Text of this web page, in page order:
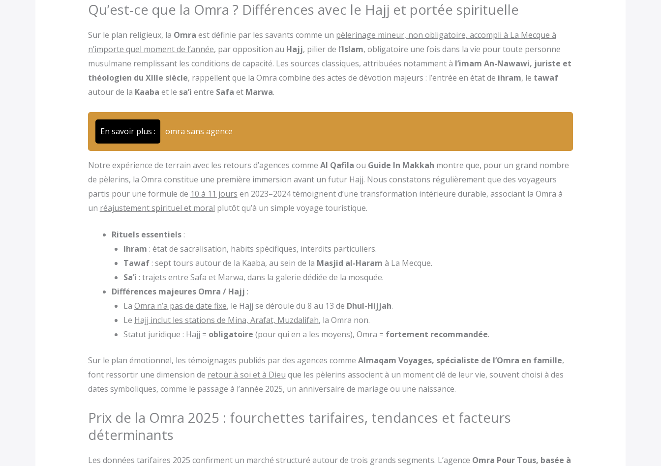
Qu’est-ce que la Omra ? Différences avec le Hajj et portée spirituelle
Sur le plan religieux, la Omra est définie par les savants comme un pèlerinage mineur, non obligatoire, accompli à La Mecque à
n’importe quel moment de l’année, par opposition au Hajj, pilier de l’Islam, obligatoire une fois dans la vie pour toute personne
musulmane remplissant les conditions de capacité. Les sources classiques, attribuées notamment à l’imam An-Nawawi, juriste et
théologien du XIIIe siècle, rappellent que la Omra combine des actes de dévotion majeurs : l’entrée en état de ihram, le tawaf
autour de la Kaaba et le sa’i entre Safa et Marwa.
En savoir plus : omra sans agence
Notre expérience de terrain avec les retours d’agences comme Al Qafila ou Guide In Makkah montre que, pour un grand nombre
de pèlerins, la Omra constitue une première immersion avant un futur Hajj. Nous constatons régulièrement que des voyageurs
partis pour une formule de 10 à 11 jours en 2023–2024 témoignent d’une transformation intérieure durable, associant la Omra à
un réajustement spirituel et moral plutôt qu’à un simple voyage touristique.
Rituels essentiels:
Ihram : état de sacralisation, habits spécifiques, interdits particuliers.
Tawaf: sept tours autour de la Kaaba, au sein de la Masjid al-Haram à La Mecque.
Sa’i : trajets entre Safa et Marwa, dans la galerie dédiée de la mosquée.
Différences majeures Omra / Hajj :
La Omra n’a pas de date fixe, le Hajj se déroule du 8 au 13 de Dhul-Hijjah.
Le Hajj inclut les stations de Mina, Arafat, Muzdalifah, la Omra non.
Statut juridique : Hajj = obligatoire (pour qui en a les moyens), Omra = fortement recommandée.
Sur le plan émotionnel, les témoignages publiés par des agences comme Almaqam Voyages, spécialiste de l’Omra en famille,
font ressortir une dimension de retour à soi et à Dieu que les pèlerins associent à un moment clé de leur vie, souvent choisi à des
dates symboliques, comme le passage à l’année 2025, un anniversaire de mariage ou une naissance.
Prix de la Omra 2025 : fourchettes tarifaires, tendances et facteurs
déterminants
Les données tarifaires 2025 confirment un marché structuré autour de trois grands segments. L’agence Omra Pour Tous, basée à